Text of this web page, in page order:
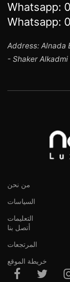
Whatsapp:
Whatsapp:
Address: Alnada
- Shaker
من نحن
السياسات
التعليمات
أتصل بنا
المرتجعات
خريطة الموقع